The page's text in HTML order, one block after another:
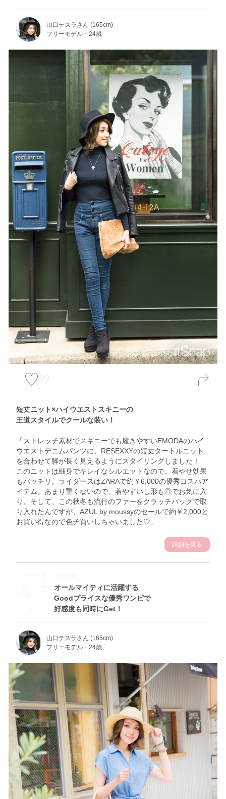
山口テスラさん (165cm)
フリーモデル・24歳
99
短丈ニット×ハイウエストスキニーの
王道スタイルでクールな装い！
「ストレッチ素材でスキニーでも履きやすいEMODAのハイ
ウエストデニムパンツに、RESEXXYの短丈タートルニット
を合わせて脚が長く見えるようにスタイリングしました！
このニットは細身でキレイなシルエットなので、着やせ効果
もバッチリ。ライダースはZARAで約￥6,000の優秀コスパア
イテム。あまり重くないので、着やすいし形も◎でお気に入
り。そして、この秋冬も流行のファーをクラッチバッグで取
り入れたんですが、AZUL by moussyのセールで約￥2,000と
お買い得なので色チ買いしちゃいました♡」
詳細を見る
2017
8.12
Sat
オールマイティに活躍する
Goodプライスな優秀ワンピで
好感度も同時にGet！
Theme
山口テスラさん (165cm)
フリーモデル・24歳